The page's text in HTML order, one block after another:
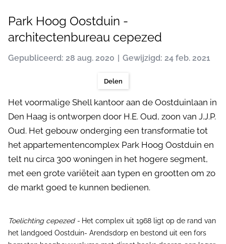
Park Hoog Oostduin -
architectenbureau cepezed
Gepubliceerd: 28 aug. 2020 Gewijzigd: 24 feb. 2021
Delen
Het voormalige Shell kantoor aan de Oostduinlaan in
Den Haag is ontworpen door H.E. Oud, zoon van J.J.P.
Oud. Het gebouw onderging een transformatie tot
het appartementencomplex Park Hoog Oostduin en
telt nu circa 300 woningen in het hogere segment,
met een grote variëteit aan typen en grootten om zo
de markt goed te kunnen bedienen.
Toelichting cepezed - Het complex uit 1968 ligt op de rand van
het landgoed Oostduin- Arendsdorp en bestond uit een fors